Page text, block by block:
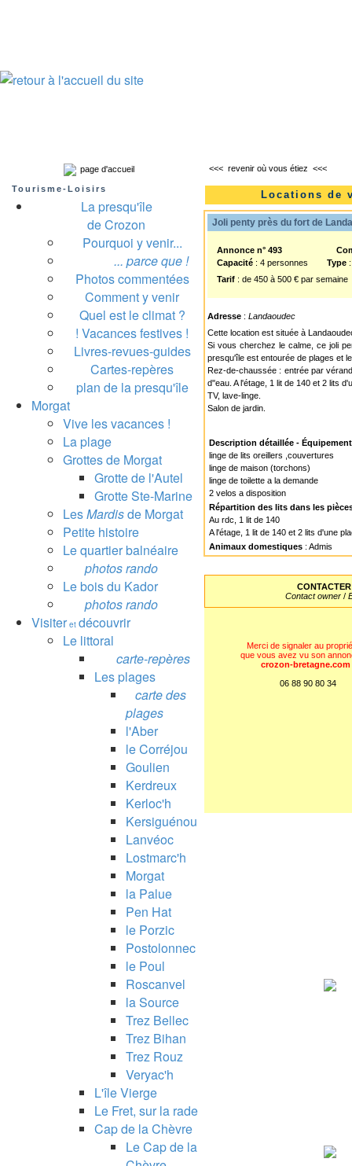
page d'accueil
Tourisme-Loisirs
La presqu'île
de Crozon
Pourquoi y venir...
... parce que !
Photos commentées
Comment y venir
Quel est le climat ?
! Vacances festives !
Livres-revues-guides
Cartes-repères
plan de la presqu'île
Morgat
Vive les vacances !
La plage
Grottes de Morgat
Grotte de l'Autel
Grotte Ste-Marine
LesMardisde Morgat
Petite histoire
Le quartier balnéaire
photos rando
Le bois du Kador
photos rando
Visiter et découvrir
Le littoral
carte-repères
Les plages
carte des
plages
l'Aber
le Corréjou
Goulien
Kerdreux
Kerloc'h
Kersiguénou
Lanvéoc
Lostmarc'h
Morgat
la Palue
Pen Hat
le Porzic
Postolonnec
le Poul
Roscanvel
la Source
Trez Bellec
Trez Bihan
Trez Rouz
Veryac'h
L'île Vierge
Le Fret, sur la rade
Cap de la Chèvre
Le Cap de la
<<< revenir où vous étiez <<<
Locations de
Joli penty près du fort de
Annonce n° 493
Capacité : 4 personnes Type
Tarif : de 450 à 500 € par semaine
Adresse : Landaoudec
Cette location est située à
Si vous cherchez le calme, ce joli
presqu'île est entourée de plages et
Rez-de-chaussée : entrée par
d''eau. A l'étage, 1 lit de 140 et 2 lits
TV, lave-linge.
Salon de jardin.
Description détaillée -
linge de lits oreillers ,couvertures
linge de maison (torchons)
linge de toilette a la demande
2 velos a disposition
Répartition des lits dans les
Au rdc, 1 lit de 140
A l'étage, 1 lit de 140 et 2 lits d'une
Animaux domestiques : Admis
Contact owner /
Merci de signaler au
que vous avez vu son
crozon-bretagne.com
06 88 90 80 34